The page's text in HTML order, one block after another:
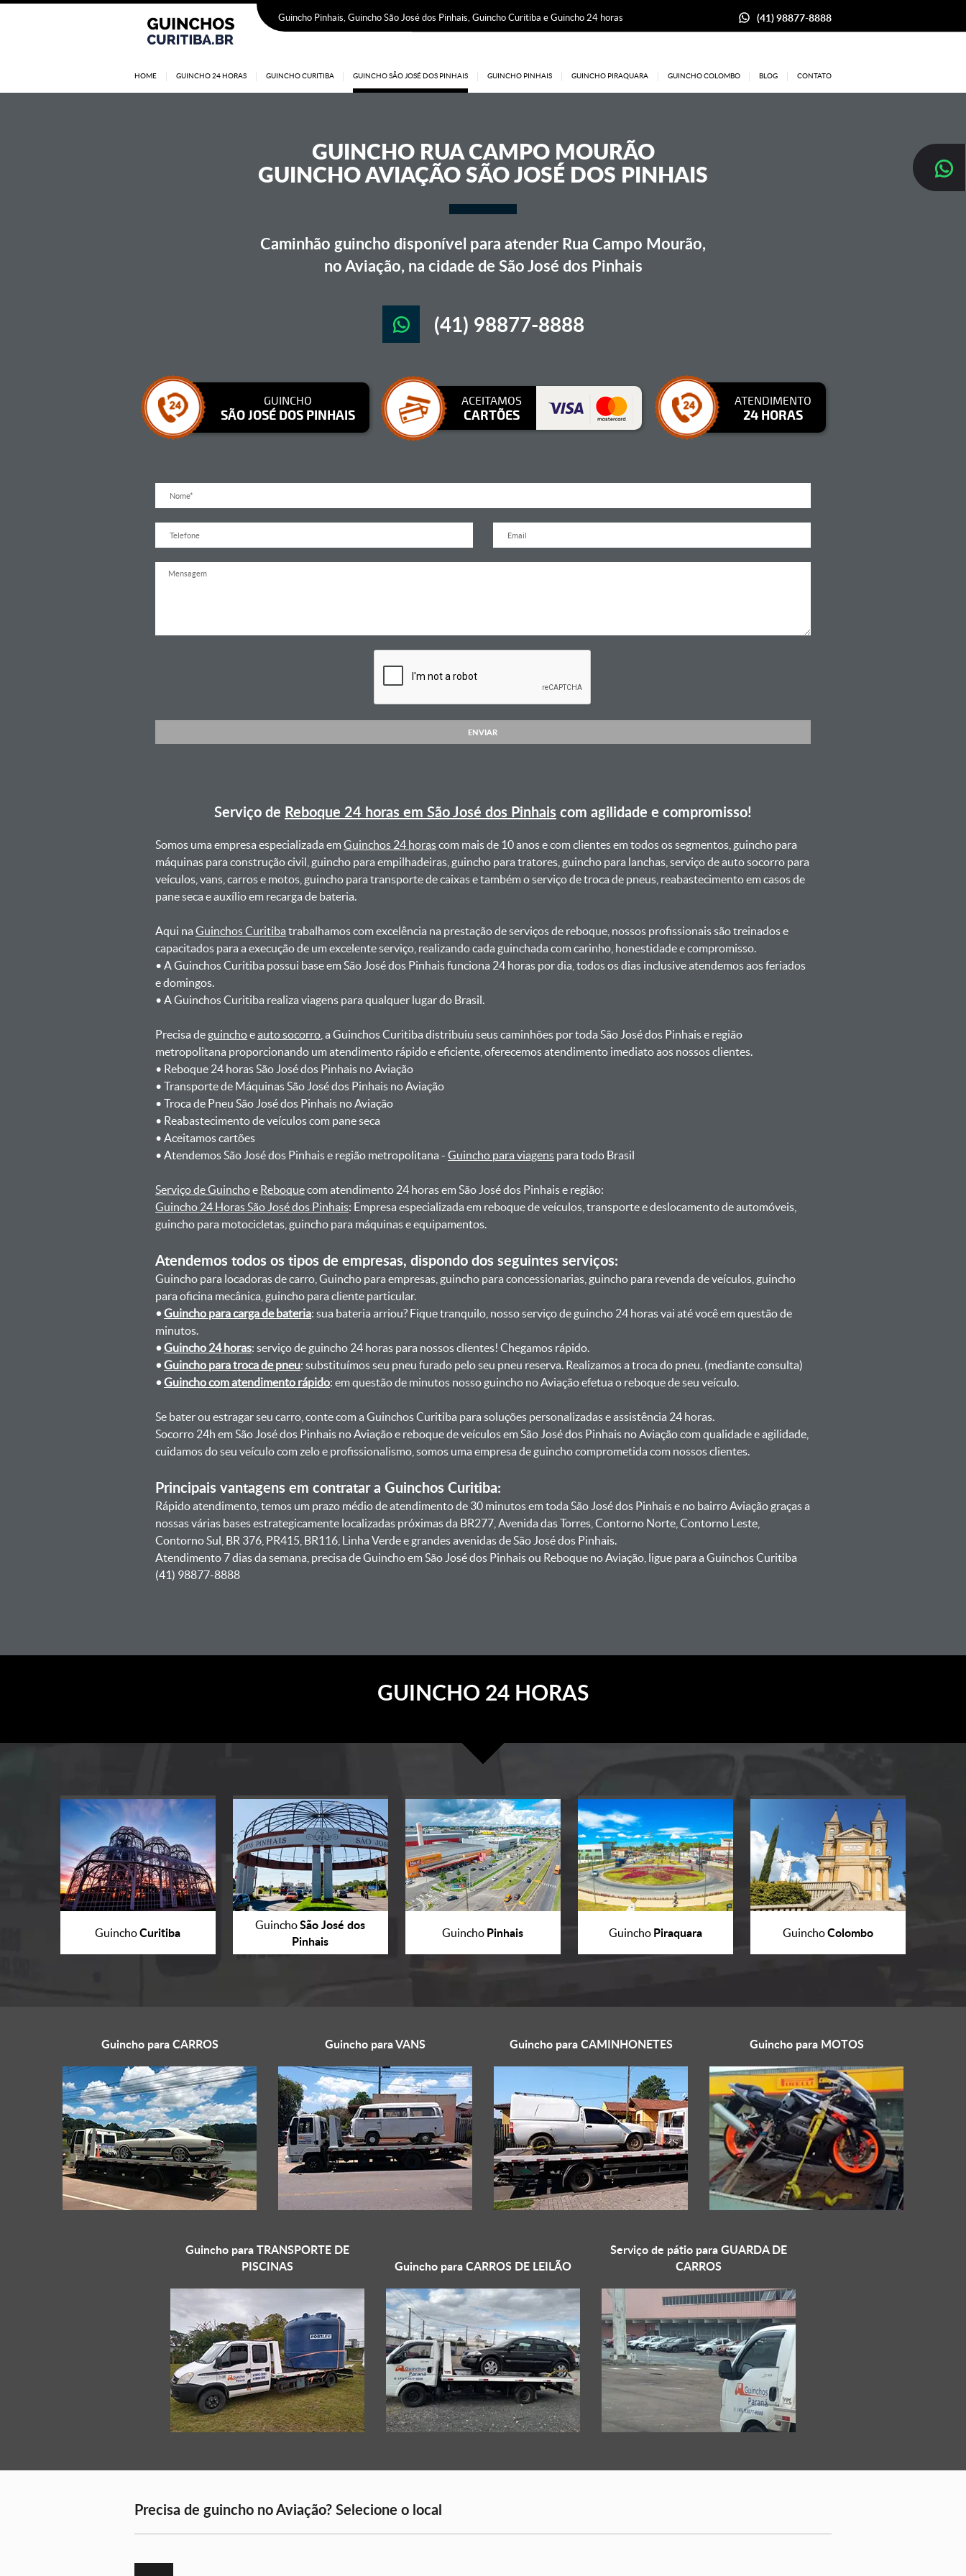
Guincho Pinhais, Guincho São José dos Pinhais, Guincho Curitiba e Guincho 24 horas (41) 98877-8888
HOME GUINCHO 24 HORAS GUINCHO CURITIBA GUINCHO SÃO JOSÉ DOS PINHAIS GUINCHO PINHAIS GUINCHO PIRAQUARA GUINCHO COLOMBO BLOG CONTATO
GUINCHO RUA CAMPO MOURÃO
GUINCHO AVIAÇÃO SÃO JOSÉ DOS PINHAIS
Caminhão guincho disponível para atender Rua Campo Mourão,
no Aviação, na cidade de São José dos Pinhais
(41) 98877-8888
GUINCHO
SÃO JOSÉ DOS PINHAIS
ACEITAMOS
CARTÕES
ATENDIMENTO
24 HORAS
ENVIAR
Serviço de Reboque 24 horas em São José dos Pinhais com agilidade e compromisso!
Somos uma empresa especializada emGuinchos 24 horascom mais de 10 anos e com clientes em todos os segmentos, guincho para
máquinas para construção civil, guincho para empilhadeiras, guincho para tratores, guincho para lanchas, serviço de auto socorro para
veículos, vans, carros e motos, guincho para transporte de caixas e também o serviço de troca de pneus, reabastecimento em casos de
pane seca e auxílio em recarga de bateria. ㅤㅤ
Aqui naGuinchos Curitiba trabalhamos com excelência na prestação de serviços de reboque, nossos profissionais são treinados e
capacitados para a execução de um excelente serviço, realizando cada guinchada com carinho, honestidade e compromisso.
ㅤㅤ• A Guinchos Curitiba possui base em São José dos Pinhais funciona 24 horas por dia, todos os dias inclusive atendemos aos feriados
e domingos.
ㅤㅤ• A Guinchos Curitiba realiza viagens para qualquer lugar do Brasil.
Precisa de guinchoeauto socorro , a Guinchos Curitiba distribuiu seus caminhões por toda São José dos Pinhais e região
metropolitana proporcionando um atendimento rápido e eficiente, oferecemos atendimento imediato aos nossos clientes.
ㅤㅤ• Reboque 24 horas São José dos Pinhais no Aviação
ㅤㅤ• Transporte de Máquinas São José dos Pinhais no Aviação
ㅤㅤ• Troca de Pneu São José dos Pinhais no Aviação
ㅤㅤ• Reabastecimento de veículos com pane seca
ㅤㅤ• Aceitamos cartões
ㅤㅤ• Atendemos São José dos Pinhais e região metropolitana -Guincho para viagens para todo Brasil
Serviço de Guinchoe Reboquecom atendimento 24 horas em São José dos Pinhais e região:
Guincho 24 Horas São José dos Pinhais: Empresa especializada em reboque de veículos, transporte e deslocamento de automóveis,
guincho para motocicletas, guincho para máquinas e equipamentos.
Atendemos todos os tipos de empresas, dispondo dos seguintes serviços:
Guincho para locadoras de carro, Guincho para empresas, guincho para concessionarias, guincho para revenda de veículos, guincho
para oficina mecânica, guincho para cliente particular.
•Guincho para carga de bateria: sua bateria arriou? Fique tranquilo, nosso serviço de guincho 24 horas vai até você em questão de
minutos.
•Guincho 24 horas: serviço de guincho 24 horas para nossos clientes! Chegamos rápido.
•Guincho para troca de pneu: substituímos seu pneu furado pelo seu pneu reserva. Realizamos a troca do pneu. (mediante consulta)
•Guincho com atendimento rápido: em questão de minutos nosso guincho no Aviação efetua o reboque de seu veículo.
Se bater ou estragar seu carro, conte com a Guinchos Curitiba para soluções personalizadas e assistência 24 horas.
Socorro 24h em São José dos Pinhais no Aviação e reboque de veículos em São José dos Pinhais no Aviação com qualidade e agilidade,
cuidamos do seu veículo com zelo e profissionalismo, somos uma empresa de guincho comprometida com nossos clientes.
Principais vantagens em contratar a Guinchos Curitiba:
Rápido atendimento, temos um prazo médio de atendimento de 30 minutos em toda São José dos Pinhais e no bairro Aviação graças a
nossas várias bases estrategicamente localizadas próximas da BR277, Avenida das Torres, Contorno Norte, Contorno Leste,
Contorno Sul, BR 376, PR415, BR116, Linha Verde e grandes avenidas de São José dos Pinhais.
Atendimento 7 dias da semana, precisa de Guincho em São José dos Pinhais ou Reboque no Aviação, ligue para a Guinchos Curitiba
(41) 98877-8888
GUINCHO 24 HORAS
GuinchoCuritiba GuinchoSão José dos
Pinhais
Guincho Pinhais Guincho Piraquara GuinchoColombo
Guincho paraCARROS Guincho paraVANS Guincho paraCAMINHONETES Guincho para MOTOS
Guincho paraTRANSPORTE DE
PISCINAS
Guincho paraCARROS DE LEILÃO
Serviço de pátio paraGUARDA DE
CARROS
Precisa de guincho no Aviação? Selecione o local